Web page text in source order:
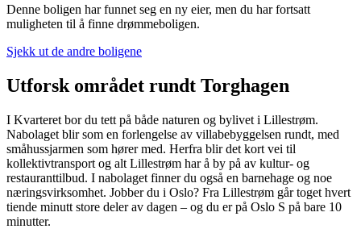
Denne boligen har funnet seg en ny eier, men du har fortsatt
muligheten til å finne drømmeboligen.
Sjekk ut de andre boligene
Utforsk området rundt Torghagen
I Kvarteret bor du tett på både naturen og bylivet i Lillestrøm.
Nabolaget blir som en forlengelse av villabebyggelsen rundt, med
småhussjarmen som hører med. Herfra blir det kort vei til
kollektivtransport og alt Lillestrøm har å by på av kultur- og
restauranttilbud. I nabolaget finner du også en barnehage og noe
næringsvirksomhet. Jobber du i Oslo? Fra Lillestrøm går toget hvert
tiende minutt store deler av dagen – og du er på Oslo S på bare 10
minutter.